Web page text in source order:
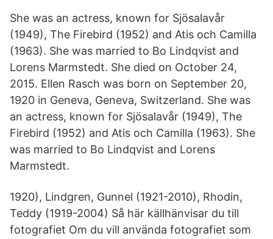
She was an actress, known for Sjösalavår
(1949), The Firebird (1952) and Atis och Camilla
(1963). She was married to Bo Lindqvist and
Lorens Marmstedt. She died on October 24,
2015. Ellen Rasch was born on September 20,
1920 in Geneva, Geneva, Switzerland. She was
an actress, known for Sjösalavår (1949), The
Firebird (1952) and Atis och Camilla (1963). She
was married to Bo Lindqvist and Lorens
Marmstedt.
1920), Lindgren, Gunnel (1921-2010), Rhodin,
Teddy (1919-2004) Så här källhänvisar du till
fotografiet Om du vill använda fotografiet som